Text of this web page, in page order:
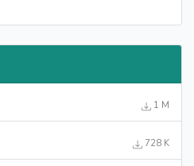
1 M
728 K